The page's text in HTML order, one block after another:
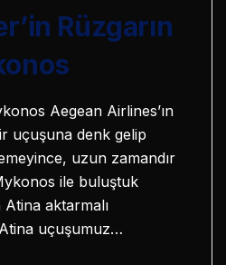
Rüzgarın
Aegean Airlines’ın
uçuşuna denk gelip
uzun zamandır
ile buluştuk
Atina aktarmalı
uçuşumuz…